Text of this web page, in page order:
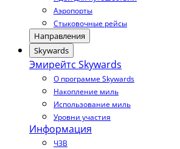
Аэропорты
Стыковочные рейсы
Направления
Skywards
Эмирейтс Skywards
О программе Skywards
Накопление миль
Использование миль
Уровни участия
Информация
ЧЗВ